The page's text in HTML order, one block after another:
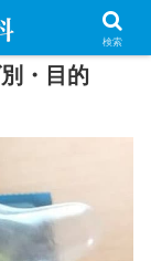
・目的
検索